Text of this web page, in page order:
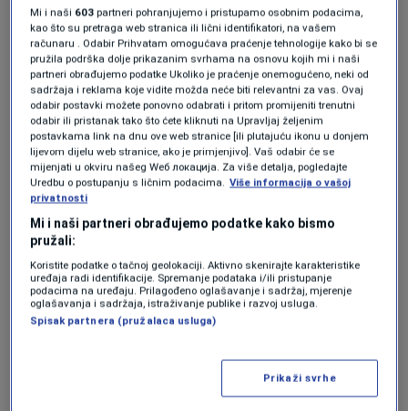
Oglas
GOVORILA ZA N1
Profesorica Kovačević: Barbarez i Džeko
trebale učiti kompanije
SEMIN BEĆIRBEGOVIĆ ZA N1
Doktor Zmajeva o startu nad Tarikom
Muharemovićem: Pomislio sam na najgori
scenarij, nekim igračima je takva povreda
Mi i naši 603 partneri pohranjujemo i pristupamo osobnim podacima,
kao što su pretraga web stranica ili lični identifikatori, na vašem
računaru . Odabir Prihvatam omogućava praćenje tehnologije kako bi se
pružila podrška dolje prikazanim svrhama na osnovu kojih mi i naši
partneri obrađujemo podatke Ukoliko je praćenje onemogućeno, neki od
sadržaja i reklama koje vidite možda neće biti relevantni za vas. Ovaj
odabir postavki možete ponovno odabrati i pritom promijeniti trenutni
odabir ili pristanak tako što ćete kliknuti na Upravljaj željenim
postavkama link na dnu ove web stranice [ili plutajuću ikonu u donjem
lijevom dijelu web stranice, ako je primjenjivo]. Vaš odabir će se
mijenjati u okviru našeg Wеб локација. Za više detalja, pogledajte
Uredbu o postupanju s ličnim podacima. Više informacija o vašoj
privatnosti
Mi i naši partneri obrađujemo podatke kako bismo
pružali:
Koristite podatke o tačnoj geolokaciji. Aktivno skenirajte karakteristike
uređaja radi identifikacije. Spremanje podataka i/ili pristupanje
podacima na uređaju. Prilagođeno oglašavanje i sadržaj, mjerenje
oglašavanja i sadržaja, istraživanje publike i razvoj usluga.
Spisak partnera (pružalaca usluga)
Prikaži svrhe